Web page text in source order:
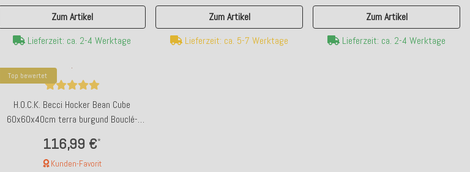
Zum Artikel
Lieferzeit: ca. 2-4 Werktage
Zum Artikel
Lieferzeit: ca. 5-7 Werktage
Zum Artikel
Lieferzeit: ca. 2-4 Werktage
Top bewertet
H.O.C.K. Becci Hocker Bean Cube
60x60x40cm terra burgund Bouclé-
116,99 €*
Kunden-Favorit